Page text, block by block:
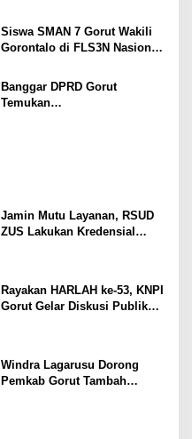
Siswa SMAN 7 Gorut Wakili
Gorontalo di FLS3N Nasional
Banggar DPRD Gorut
Temukan
Jamin Mutu Layanan, RSUD
ZUS Lakukan Kredensial
Rayakan HARLAH ke-53, KNPI
Gorut Gelar Diskusi Publik
Windra Lagarusu Dorong
Pemkab Gorut Tambah